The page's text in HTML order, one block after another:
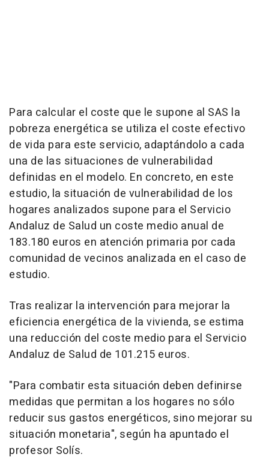
Para calcular el coste que le supone al SAS la
pobreza energética se utiliza el coste efectivo
de vida para este servicio, adaptándolo a cada
una de las situaciones de vulnerabilidad
definidas en el modelo. En concreto, en este
estudio, la situación de vulnerabilidad de los
hogares analizados supone para el Servicio
Andaluz de Salud un coste medio anual de
183.180 euros en atención primaria por cada
comunidad de vecinos analizada en el caso de
estudio.
Tras realizar la intervención para mejorar la
eficiencia energética de la vivienda, se estima
una reducción del coste medio para el Servicio
Andaluz de Salud de 101.215 euros.
"Para combatir esta situación deben definirse
medidas que permitan a los hogares no sólo
reducir sus gastos energéticos, sino mejorar su
situación monetaria", según ha apuntado el
profesor Solís.